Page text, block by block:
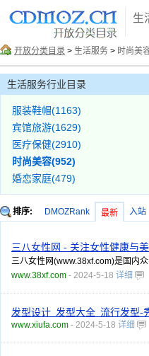
生
开放分类目录 > 生活服务 > 时尚美
生活服务行业目录
服装鞋帽(1163)
宾馆旅游(1629)
医疗保健(2910)
时尚美容(952)
婚恋家庭(479)
排序: DMOZRank 最新 入站
三八女性网 - 关注女性健康与美
三八女性网(www.38xf.com)是国内
www.38xf.com - 2024-5-18 详细
发型设计_发型大全_流行发型-
www.xiufa.com - 2024-5-18 详细